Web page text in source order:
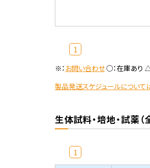
1
※： お問い合わせ○：在庫あり △
製品発送スケジュールについて
生体試料・培地・試薬（
1